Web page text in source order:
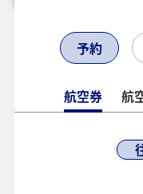
予約
航空券 航